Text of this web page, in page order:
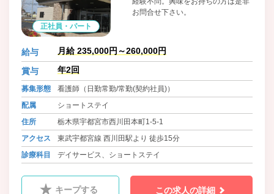
正社員・パート
お問合せ下さい。
給与 月給 235,000円～260,000円
賞与 年2回
募集形態
看護師（日勤常勤/常勤(契約社員)）
配属
ショートステイ
住所
栃木県宇都宮市西川田本町1-5-1
アクセス
東武宇都宮線 西川田駅より 徒歩15分
診療科目
デイサービス、ショートステイ
キープする この求人の詳細